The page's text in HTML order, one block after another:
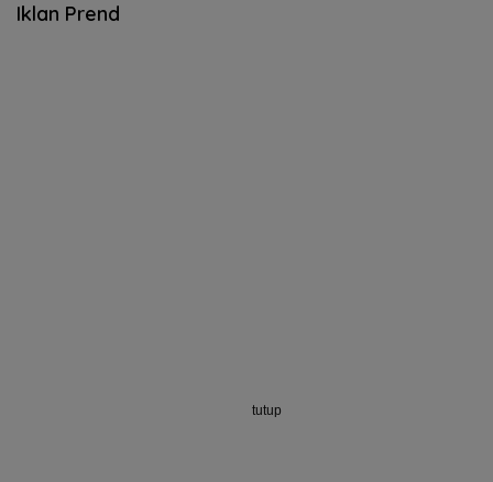
Iklan Prend
tutup